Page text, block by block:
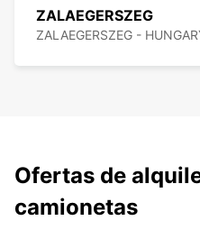
ZALAEGERSZEG
ZALAEGERSZEG -
Ofertas de
camionetas